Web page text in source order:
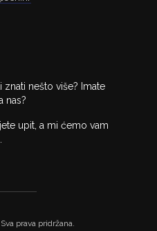
nešto više? Imate
nas?
upit, a mi ćemo vam
prava pridržana.